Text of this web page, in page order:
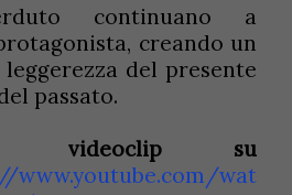
continuano a
creando un
del presente
passato.
videoclip su
www.youtube.com/wat